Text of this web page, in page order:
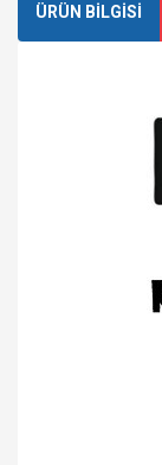
ÜRÜN BİLGİSİ